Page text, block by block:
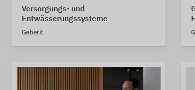
Versorgungs- und
Entwässerungssysteme
Geberit